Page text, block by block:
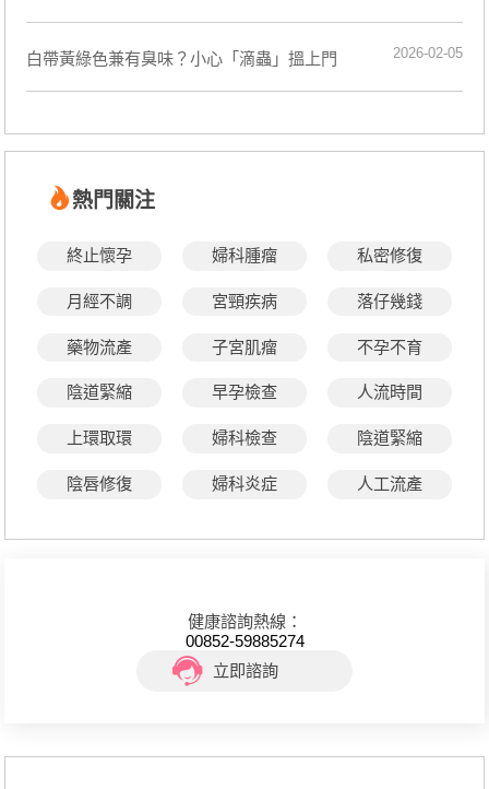
白帶黃綠色兼有臭味？小心「滴蟲」搵上門 2026-02-05
熱門關注
終止懷孕 婦科腫瘤 私密修復
月經不調 宮頸疾病 落仔幾錢
藥物流產 子宮肌瘤 不孕不育
陰道緊縮 早孕檢查 人流時間
上環取環 婦科檢查 陰道緊縮
陰唇修復 婦科炎症 人工流產
健康諮詢熱線：
00852-59885274
立即諮詢